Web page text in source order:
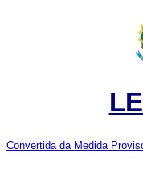
Convertida da Medida